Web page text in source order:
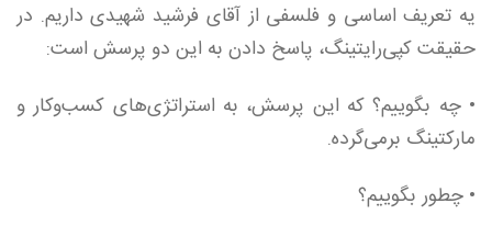
یه تعریف اساسی و فلسفی از آقای فرشید شهیدی داریم. در
حقیقت کپی‌رایتینگ، پاسخ‌ دادن به این دو پرسش است:
• چه بگوییم؟ که این پرسش، به استراتژی‌های کسب‌وکار و
مارکتینگ برمی‌گرده.
• چطور بگوییم؟